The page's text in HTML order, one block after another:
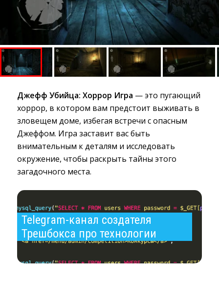
Джефф Убийца: Хоррор Игра — это пугающий
хоррор, в котором вам предстоит выживать в
зловещем доме, избегая встречи с опасным
Джеффом. Игра заставит вас быть
внимательным к деталям и исследовать
окружение, чтобы раскрыть тайны этого
загадочного места.
Telegram-канал создателя
Трешбокса про технологии